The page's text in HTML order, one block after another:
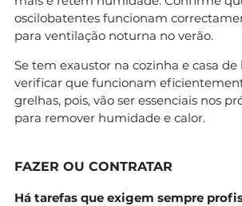
oscilobatentes funcionam
para ventilação noturna no verão.
Se tem exaustor na cozinha e casa
verificar que funcionam
grelhas, pois, vão ser essenciais nos
para remover humidade e calor.
FAZER OU CONTRATAR
Há tarefas que exigem sempre